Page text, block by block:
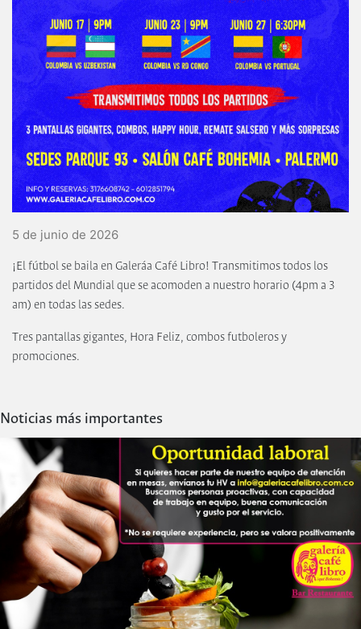
5 de junio de 2026
¡El fútbol se baila en Galeráa Café Libro! Transmitimos todos los
partidos del Mundial que se acomoden a nuestro horario (4pm a 3
am) en todas las sedes.
Tres pantallas gigantes, Hora Feliz, combos futboleros y
promociones.
Noticias más importantes